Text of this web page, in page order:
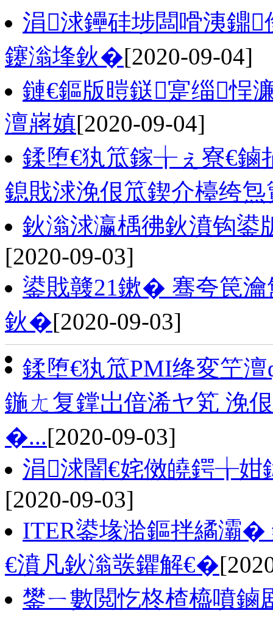
涓浗鑸硅埗闆嗗洟鐤
鑳滃埄鈥�[2020-09-04]
鏈€鏂版暟鎹寔缁悜
澶嶈嫃[2020-09-04]
鍒堕€犱笟鎵╁ぇ寮€鏀
鎴戝浗浼佷笟鍥介檯绔
鈥滃浗瀛楀彿鈥濆钩鍙
[2020-09-03]
鍙戝竷21鏉� 骞夸笢
鈥�[2020-09-03]
鍒堕€犱笟PMI绛変笁
鍦ㄤ复鐣岀偣浠ヤ笂 浼
�...[2020-09-03]
涓浗闇€姹傚皢鍔╁
[2020-09-03]
ITER鍙堟湁鏂拌繘灞�
€濆凡鈥滃彂鑺解€�
鐢ㄧ數閲忔柊楂橀噴鏀